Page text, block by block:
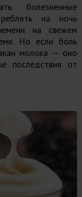
болезненные
на ночь
на свежем
Но если боль
молока — оно
последствия от